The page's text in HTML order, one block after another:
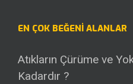
EN ÇOK BEĞENI ALANLAR
Atıkların Çürüme ve
Kadardır ?